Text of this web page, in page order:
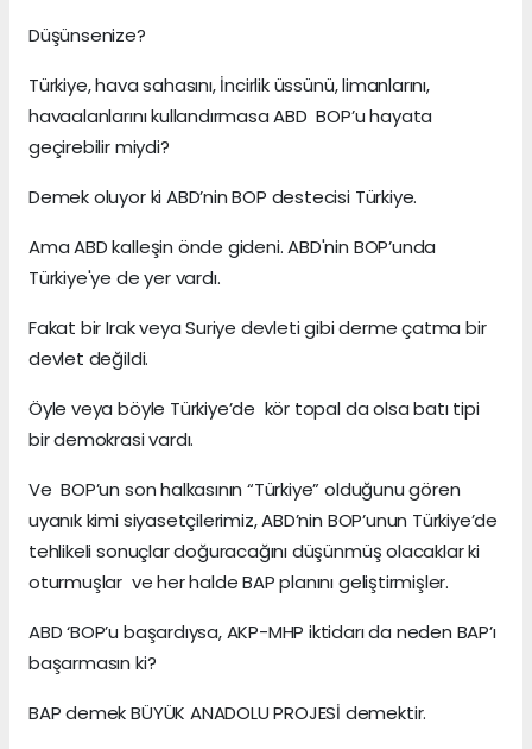
Düşünsenize?
Türkiye, hava sahasını, İncirlik üssünü, limanlarını,
havaalanlarını kullandırmasa ABD BOP’u hayata
geçirebilir miydi?
Demek oluyor ki ABD’nin BOP destecisi Türkiye.
Ama ABD kalleşin önde gideni. ABD'nin BOP’unda
Türkiye'ye de yer vardı.
Fakat bir Irak veya Suriye devleti gibi derme çatma bir
devlet değildi.
Öyle veya böyle Türkiye’de kör topal da olsa batı tipi
bir demokrasi vardı.
Ve BOP’un son halkasının “Türkiye” olduğunu gören
uyanık kimi siyasetçilerimiz, ABD’nin BOP’unun Türkiye’de
tehlikeli sonuçlar doğuracağını düşünmüş olacaklar ki
oturmuşlar ve her halde BAP planını geliştirmişler.
ABD ‘BOP’u başardıysa, AKP-MHP iktidarı da neden BAP’ı
başarmasın ki?
BAP demek BÜYÜK ANADOLU PROJESİ demektir.